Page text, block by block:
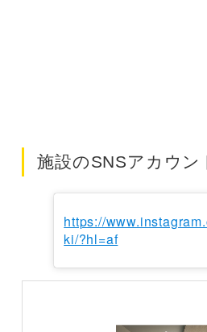
施設のSNSアカウン
https://
ki/?hl=af